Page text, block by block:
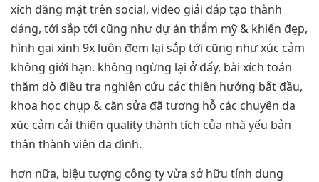
xích đăng mặt trên social, video giải đáp tạo thành
dáng, tới sắp tới cũng như dự án thẩm mỹ & khiến đẹp,
hình gai xinh 9x luôn đem lại sắp tới cũng như xúc cảm
không giới hạn. không ngừng lại ở đấy, bài xích toán
thăm dò điều tra nghiên cứu các thiên hướng bắt đầu,
khoa học chụp & căn sửa đã tương hỗ các chuyên da
xúc cảm cải thiện quality thành tích của nhà yếu bản
thân thành viên da đình.
hơn nữa, biệu tượng công ty vừa sở hữu tính dung